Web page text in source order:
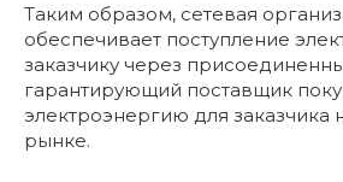
Таким образом, сетевая
обеспечивает поступление
заказчику через
гарантирующий поставщик
электроэнергию для заказчика
рынке.